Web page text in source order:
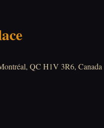
QC H1V 3R6, Canada